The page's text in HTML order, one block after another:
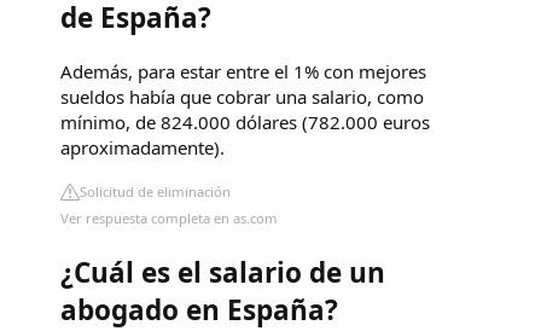
de España?
Además, para estar entre el 1% con mejores
sueldos había que cobrar una salario, como
mínimo, de 824.000 dólares (782.000 euros
aproximadamente).
Solicitud de eliminación
Ver respuesta completa en as.com
¿Cuál es el salario de un
abogado en España?